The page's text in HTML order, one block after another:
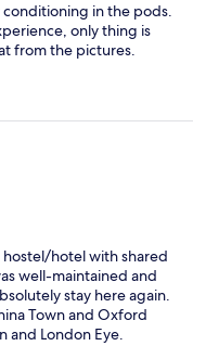
conditioning in the pods.
only thing is
from the pictures.
hostel/hotel with shared
well-maintained and
stay here again.
Town and Oxford
and London Eye.